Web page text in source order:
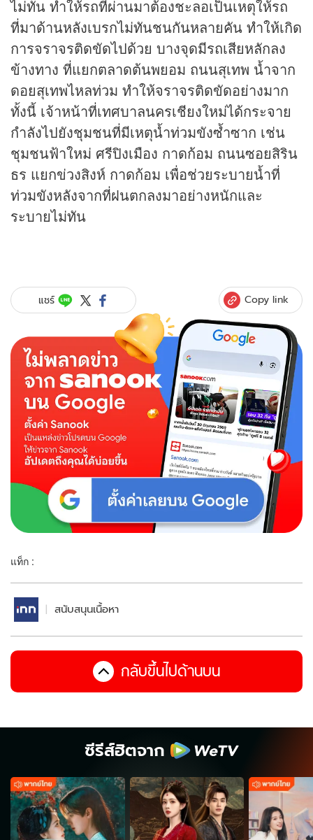
ไม่ทัน ทำให้รถที่ผ่านมาต้องชะลอเป็นเหตุให้รถ
ที่มาด้านหลังเบรกไม่ทันชนกันหลายคัน ทำให้เกิด
การจราจรติดขัดไปด้วย บางจุดมีรถเสียหลักลง
ข้างทาง ที่แยกตลาดต้นพยอม ถนนสุเทพ น้ำจาก
ดอยสุเทพไหลท่วม ทำให้จราจรติดขัดอย่างมาก
ทั้งนี้ เจ้าหน้าที่เทศบาลนครเชียงใหม่ได้กระจาย
กำลังไปยังชุมชนที่มีเหตุน้ำท่วมขังซ้ำซาก เช่น
ชุมชนฟ้าใหม่ ศรีปิงเมือง กาดก้อม ถนนซอยสิริน
ธร แยกข่วงสิงห์ กาดก้อม เพื่อช่วยระบายน้ำที่
ท่วมขังหลังจากที่ฝนตกลงมาอย่างหนักและ
ระบายไม่ทัน
แชร์ Copy link
แท็ก :
สนับสนุนเนื้อหา
กลับขึ้นไปด้านบน
ซีรีส์ฮิตจาก